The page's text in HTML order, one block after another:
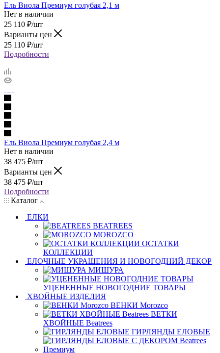
Ель Виола Премиум голубая 2,1 м
Нет в наличии
25 110 ₽/шт
Варианты цен
25 110 ₽/шт
Подробности
Ель Виола Премиум голубая 2,4 м
Нет в наличии
38 475 ₽/шт
Варианты цен
38 475 ₽/шт
Подробности
Каталог
ЕЛКИ
BEATREES
MOROZCO
ОСТАТКИ
КОЛЛЕКЦИИ
ЕЛОЧНЫЕ УКРАШЕНИЯ И НОВОГОДНИЙ ДЕКОР
МИШУРА
УЦЕНЕННЫЕ НОВОГОДНИЕ ТОВАРЫ
ХВОЙНЫЕ ИЗДЕЛИЯ
ВЕНКИ Morozco
ВЕТКИ
ХВОЙНЫЕ Beatrees
ГИРЛЯНДЫ ЕЛОВЫЕ